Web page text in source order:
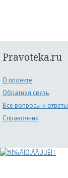
Pravoteka.ru
О проекте
Обратная связь
Все вопросы и ответы
Справочник